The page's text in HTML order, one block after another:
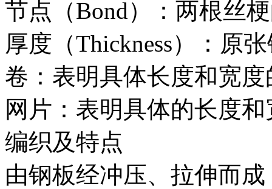
节点（Bond）：两根丝
厚度（Thickness）：原
卷：表明具体长度和宽
网片：表明具体的长度
编织及特点
由钢板经冲压、拉伸而